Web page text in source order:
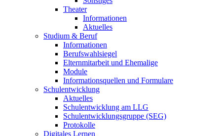
Theater
Informationen
Aktuelles
Studium & Beruf
Informationen
Berufswahlsiegel
Elternmitarbeit und Ehemalige
Module
Informationsquellen und Formulare
Schulentwicklung
Aktuelles
Schulentwicklung am LLG
Schulentwicklungsgruppe (SEG)
Protokolle
Digitales Lernen